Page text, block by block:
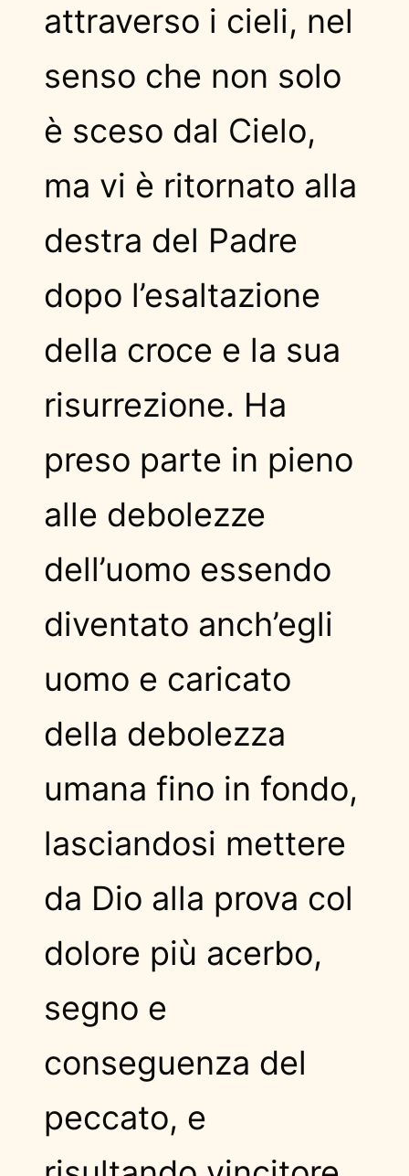
attraverso i cieli, nel
senso che non solo
è sceso dal Cielo,
ma vi è ritornato alla
destra del Padre
dopo l’esaltazione
della croce e la sua
risurrezione. Ha
preso parte in pieno
alle debolezze
dell’uomo essendo
diventato anch’egli
uomo e caricato
della debolezza
umana fino in fondo,
lasciandosi mettere
da Dio alla prova col
dolore più acerbo,
segno e
conseguenza del
peccato, e